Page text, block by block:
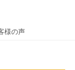
様の声